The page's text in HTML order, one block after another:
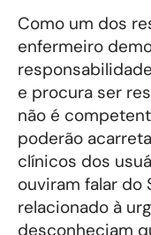
Como um dos
enfermeiro
e procura ser
não é
poderão
clínicos dos
ouviram falar do
relacionado à
desconheciam